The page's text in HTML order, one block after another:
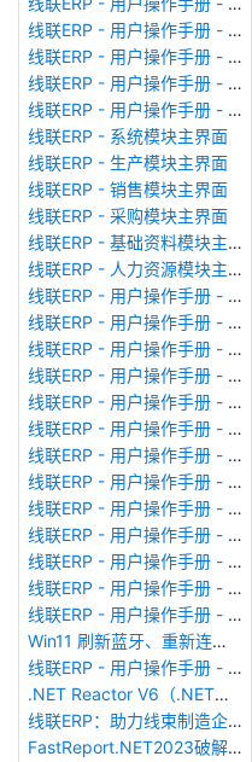
线联ERP - 用户操作手册 - 暂估入库明细表
线联ERP - 用户操作手册 - 物料收发明细表
线联ERP - 用户操作手册 - 即时库存余额表
线联ERP - 用户操作手册 - 库存账龄分析表
线联ERP - 系统模块主界面
线联ERP - 生产模块主界面
线联ERP - 销售模块主界面
线联ERP - 采购模块主界面
线联ERP - 基础资料模块主界面
线联ERP - 人力资源模块主界面
线联ERP - 用户操作手册 - 个人考勤报表（横向）
线联ERP - 用户操作手册 - 部门考勤报表
线联ERP - 用户操作手册 - 个人考勤报表
线联ERP - 用户操作手册 - 考勤计算
线联ERP - 用户操作手册 - 节假日管理
线联ERP - 用户操作手册 - 请假管理
线联ERP - 用户操作手册 - 补卡管理
线联ERP - 用户操作手册 - 考勤设备管理
线联ERP - 用户操作手册 - 考勤参数配置
线联ERP - 用户操作手册 - 考勤设备绑定
线联ERP - 用户操作手册 - 员工档案
线联ERP - 用户操作手册 - 班次管理
线联ERP - 用户操作手册 - 排班管理
Win11 刷新蓝牙、重新连接蓝牙音响
线联ERP - 用户操作手册 - 成品入库单
.NET Reactor V6（.NET混淆器）加壳软件使用
线联ERP：助力线束制造企业迈向数智化新征程
FastReport.NET2023破解版去除水印DEMO VERSION (2025.1.14/2023.2.18版本)